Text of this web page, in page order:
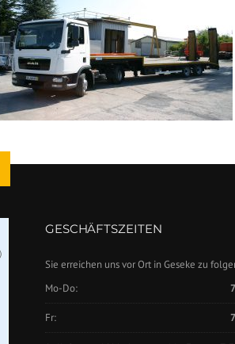
GESCHÄFTSZEITEN
Sie erreichen uns vor Ort in Geseke zu
Mo-Do:
Fr: